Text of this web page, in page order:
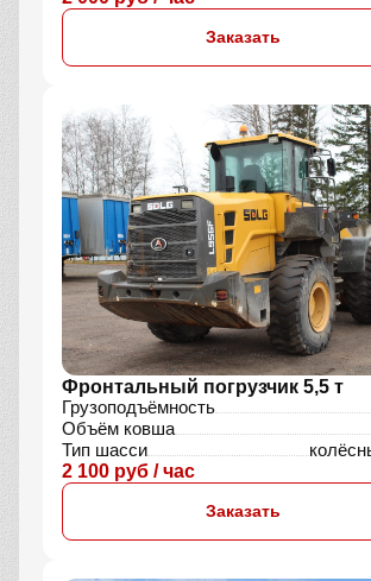
Заказать
Фронтальный погрузчик 5,5 т
Грузоподъёмность
Объём ковша
Тип шасси
2 100 руб / час
Заказать